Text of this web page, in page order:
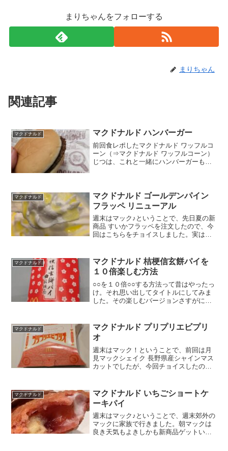
まりちゃんをフォローする
まりちゃん
関連記事
マクドナルド マクドナルド ハンバーガー
前回食レポしたマクドナルド ワッフルコ
ーン（⇒マクドナルド ワッフルコーン）
じつは、これと一緒にハンバーガーも食
っちゃいましたね。１...
マクドナルド
マクドナルド ゴールデンパイン
フラッペ リニューアル
週末はマック♪ということで、先日夏の新
商品 すいかフラッペを注文したので、今
回はこちらをチョイスしました。実はこ
はそれに「リニューアル」がついている
ので何かが変わって...
マクドナルド
マクドナルド 桔梗信玄餅パイを
１０倍楽しむ方法
○○を１０倍○○する方法って昔はやったっ
け。それ思い出してタイトルにしてみま
した。その楽しむバージョンさすがに今
ク 辻利抹茶ラテ・ワッフルコーン 東京ば
な奈ちょっと迷っ...
マクドナルド
マクドナルド プリプリエビプリ
オ
週末はマック！ということで、前回は月
見マックシェイク 長野県産シャインマス
カットでしたが、今回チョイスしたのは
りのプリ？オス海老だからプリオ？まさ
かねｗパッケージ上部...
マクドナルド
マクドナルド いちごショートケ
ーキパイ
週末はマック♪ということで、週末郊外の
マックに家族で行きました。朝マックは
良き天気もよきしかも新商品ゲットいち